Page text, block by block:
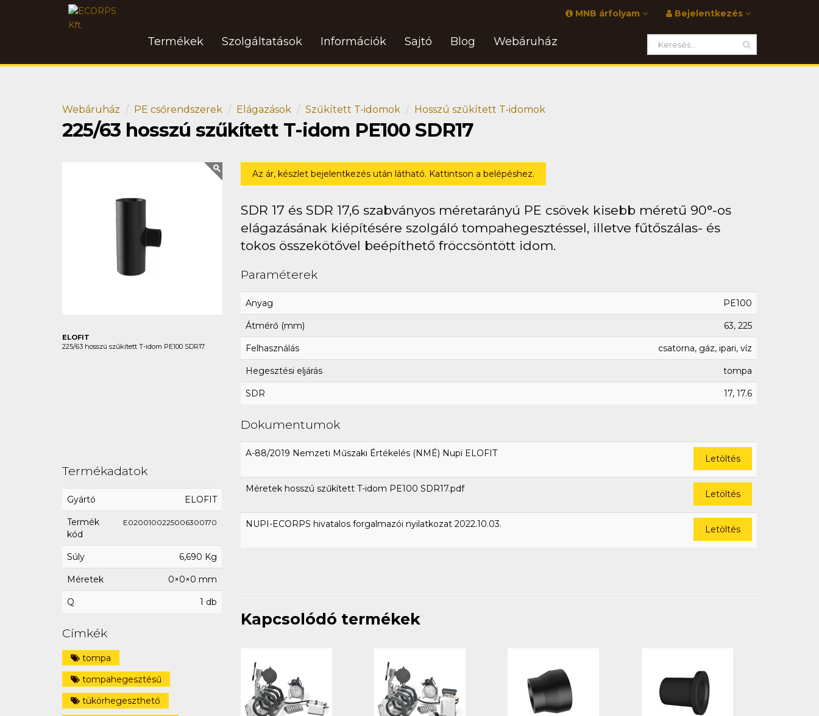
Bejelentkezés
MNB árfolyam
Termékek Szolgáltatások Információk Sajtó Blog Webáruház
Webáruház PE csőrendszerek Elágazások Szűkített T-idomok Hosszú szűkített T-idomok
225/63 hosszú szűkített T-idom PE100 SDR17
ELOFIT
225/63 hosszú szűkített T-idom PE100 SDR17
Az ár, készlet bejelentkezés után látható. Kattintson a belépéshez.
SDR 17 és SDR 17,6 szabványos méretarányú PE csövek kisebb méretű 90°-os
elágazásának kiépítésére szolgáló tompahegesztéssel, illetve fűtőszálas- és
tokos összekötővel beépíthető fröccsöntött idom.
Paraméterek
Anyag PE100
Átmérő (mm) 63, 225
Felhasználás csatorna, gáz, ipari, víz
Hegesztési eljárás tompa
SDR 17, 17.6
Dokumentumok
A-88/2019 Nemzeti Műszaki Értékelés (NMÉ) Nupi ELOFIT Letöltés
Méretek hosszú szűkített T-idom PE100 SDR17.pdf Letöltés
NUPI-ECORPS hivatalos forgalmazói nyilatkozat 2022.10.03. Letöltés
Termékadatok
Gyártó ELOFIT
Termék
kód
E0200100225006300170
Súly 6,690 Kg
Méretek 0×0×0 mm
Q 1 db
Címkék
tompa
tompahegesztésű
tükörhegeszthető
Kapcsolódó termékek